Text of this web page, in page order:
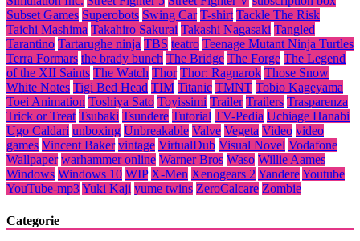
Subset Games Superobots Swing Car T-shirt Tackle The Risk
Taichi Mashima Takahiro Sakurai Takashi Nagasaki Tangled
Tarantino Tartarughe ninja TBS teatro Teenage Mutant Ninja Turtles
Terra Formars the brady bunch The Bridge The Forge The Legend
of the XII Saints The Watch Thor Thor: Ragnarok Those Snow
White Notes Tigi Bed Head TIM Titanic TMNT Tobio Kageyama
Toei Animation Toshiya Sato Toyissimi Trailer Trailers Trasparenza
Trick or Treat Tsubaki Tsundere Tutorial TV-Pedia Uchiage Hanabi
Ugo Caldari unboxing Unbreakable Valve Vegeta Video video
games Vincent Baker vintage VirtualDub Visual Novel Vodafone
Wallpaper warhammer online Warner Bros Waso Willie Aames
Windows Windows 10 WIP X-Men Xenogears 2 YandereYoutube
YouTube-mp3Yuki Kaji yume twins ZeroCalcare Zombie
Categorie